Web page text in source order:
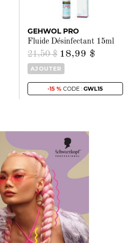
GEHWOL PRO
Fluide Désinfectant 15ml
21,50 $ 18,99 $
AJOUTER
-15 % CODE : GWL15